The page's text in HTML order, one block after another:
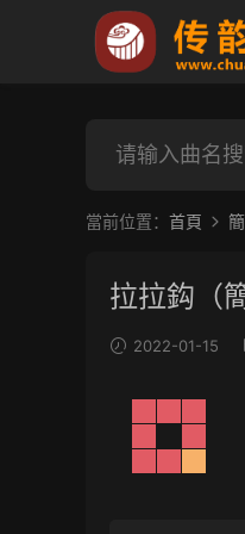
當前位置： 首頁
拉拉鈎（
2022-01-15